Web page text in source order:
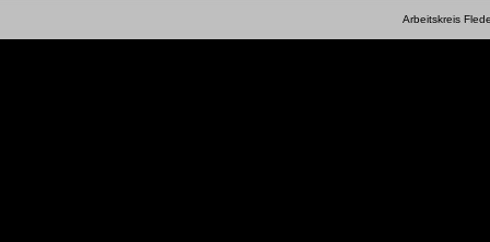
Arbeitskreis